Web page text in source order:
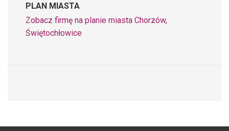
PLAN MIASTA
Zobacz firmę na planie miasta Chorzów,
Świętochłowice